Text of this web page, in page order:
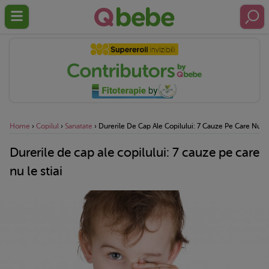
Home › Copilul › Sanatate › Durerile De Cap Ale Copilului: 7 Cauze Pe Care Nu
Durerile de cap ale copilului: 7 cauze pe care
nu le stiai